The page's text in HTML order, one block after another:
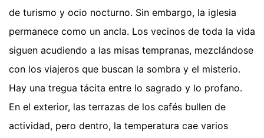
de turismo y ocio nocturno. Sin embargo, la iglesia
permanece como un ancla. Los vecinos de toda la vida
siguen acudiendo a las misas tempranas, mezclándose
con los viajeros que buscan la sombra y el misterio.
Hay una tregua tácita entre lo sagrado y lo profano.
En el exterior, las terrazas de los cafés bullen de
actividad, pero dentro, la temperatura cae varios